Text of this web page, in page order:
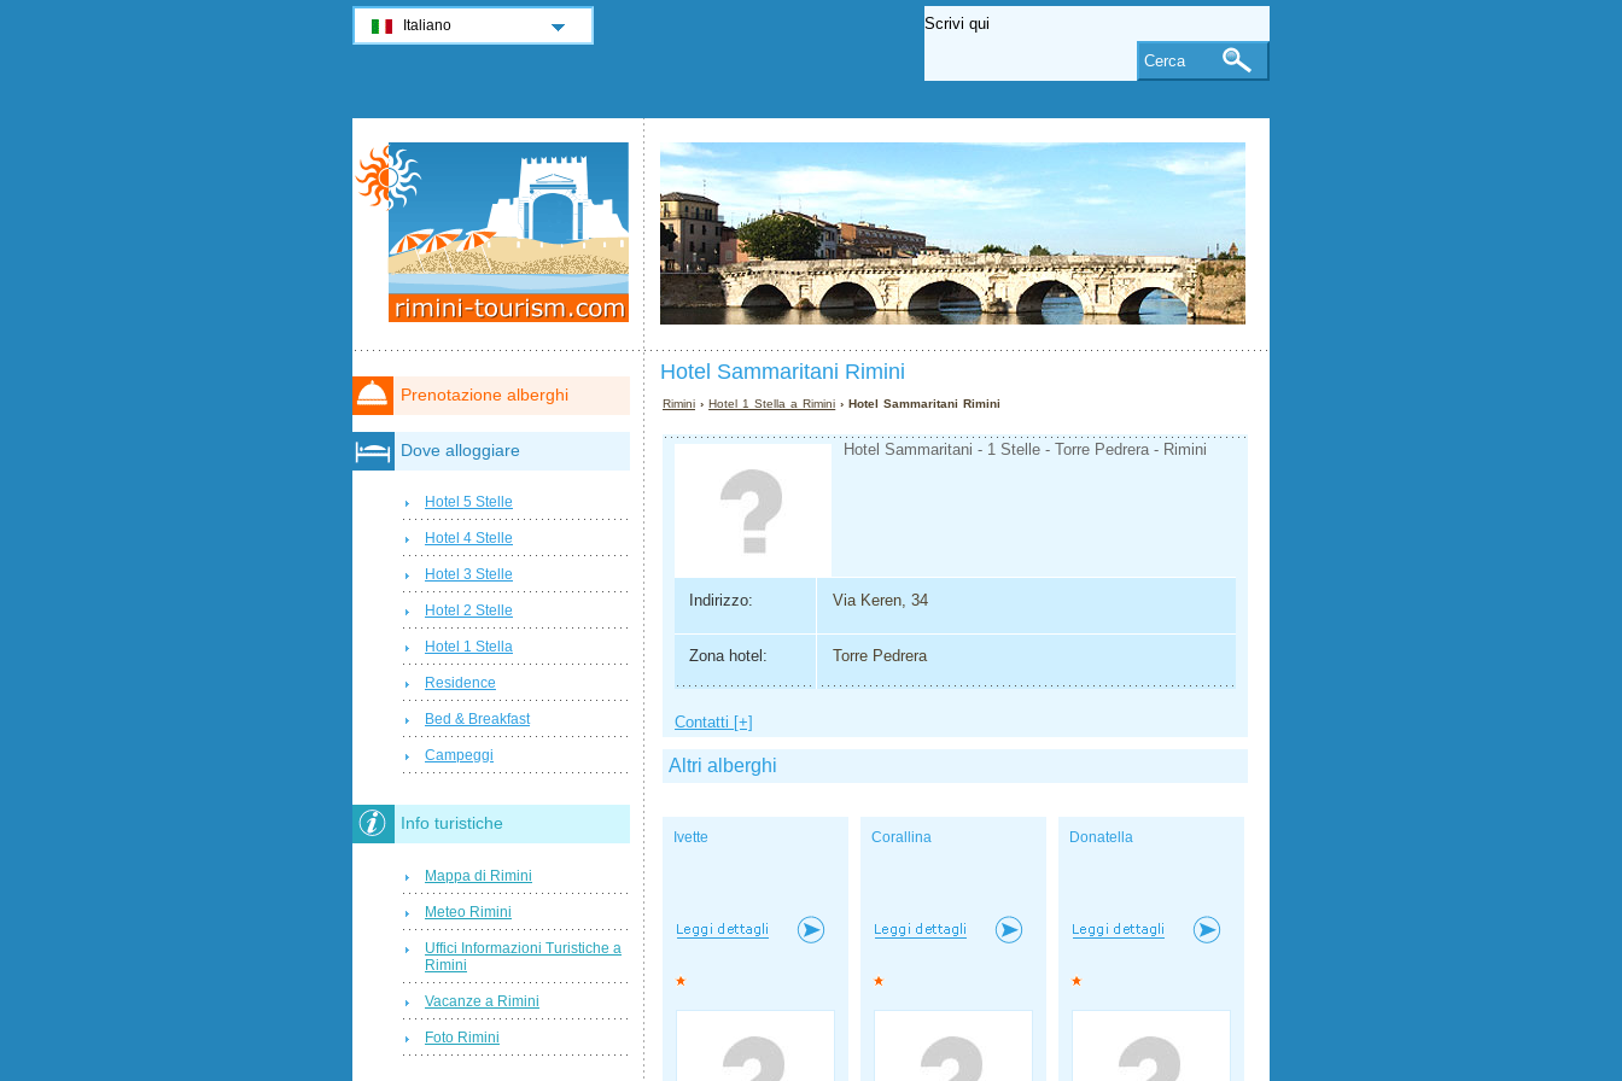
Hotel Sammaritani Rimini
Rimini ›Hotel 1 Stella a Rimini › Hotel Sammaritani Rimini
Hotel Sammaritani - 1 Stelle - Torre Pedrera - Rimini
Indirizzo: Via Keren, 34
Zona hotel: Torre Pedrera
Contatti [+]
Altri alberghi
Ivette Corallina Donatella
Prenotazione alberghi
Dove alloggiare
Hotel 5 Stelle
Hotel 4 Stelle
Hotel 3 Stelle
Hotel 2 Stelle
Hotel 1 Stella
Residence
Bed & Breakfast
Campeggi
Info turistiche
Mappa di Rimini
Meteo Rimini
Uffici Informazioni Turistiche a
Rimini
Vacanze a Rimini
Foto Rimini
Italiano
Cerca